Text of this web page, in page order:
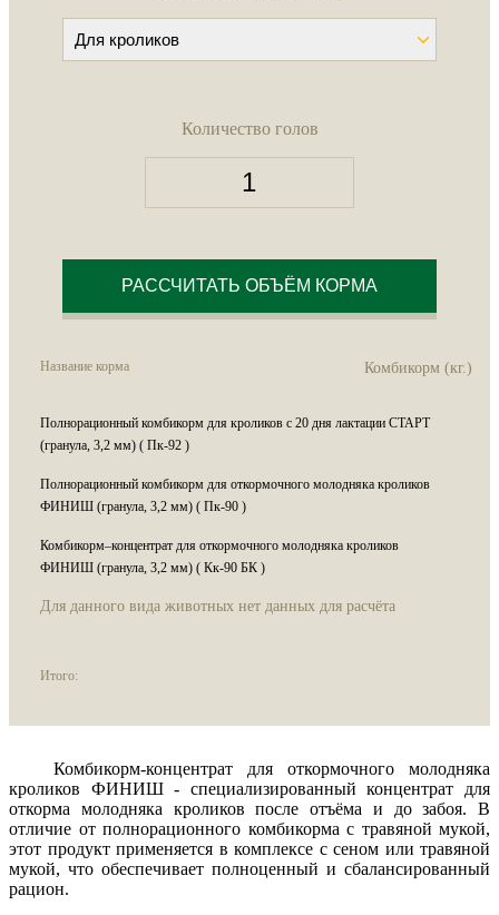
Количество голов
РАССЧИТАТЬ ОБЪЁМ КОРМА
Название корма Комбикорм (кг.)
Полнорационный комбикорм для кроликов с 20 дня лактации СТАРТ
(гранула, 3,2 мм) ( Пк-92 )
Полнорационный комбикорм для откормочного молодняка кроликов
ФИНИШ (гранула, 3,2 мм) ( Пк-90 )
Комбикорм–концентрат для откормочного молодняка кроликов
ФИНИШ (гранула, 3,2 мм) ( Кк-90 БК )
Для данного вида животных нет данных для расчёта
Итого:
Комбикорм-концентрат для откормочного молодняка
кроликов ФИНИШ - специализированный концентрат для
откорма молодняка кроликов после отъёма и до забоя. В
отличие от полнорационного комбикорма с травяной мукой,
этот продукт применяется в комплексе с сеном или травяной
мукой, что обеспечивает полноценный и сбалансированный
рацион.